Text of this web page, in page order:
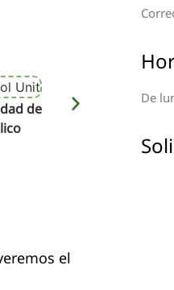
de
Reparación de
el
De